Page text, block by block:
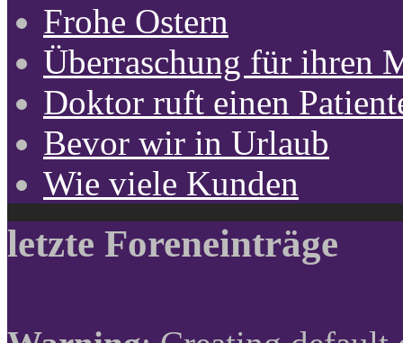
Frohe Ostern
Überraschung für ihren
Doktor ruft einen
Bevor wir in Urlaub
Wie viele Kunden
letzte Foreneinträge